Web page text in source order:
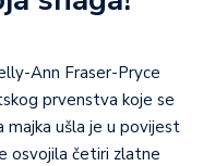
Ann Fraser-Pryce
prvenstva koje se
majka ušla je u povijest
osvojila četiri zlatne